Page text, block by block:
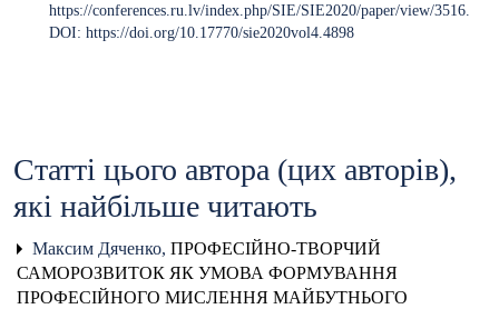
https://conferences.ru.lv/index.php/SIE/SIE2020/paper/view/3516
DOI: https://doi.org/10.17770/sie2020vol4.4898
Статті цього автора (цих авторів),
які найбільше читають
Максим Дяченко, ПРОФЕСІЙНО-ТВОРЧИЙ
САМОРОЗВИТОК ЯК УМОВА ФОРМУВАННЯ
ПРОФЕСІЙНОГО МИСЛЕННЯ МАЙБУТНЬОГО